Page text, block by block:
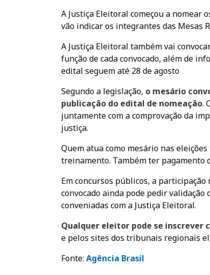
A Justiça Eleitoral começou a nomear
vão indicar os integrantes das Mesas
A Justiça Eleitoral também vai
função de cada convocado, além de
edital seguem até 28 de agosto
Segundo a legislação, o mesário
publicação do edital de nomeação.
juntamente com a comprovação da
justiça.
Quem atua como mesário nas
treinamento. Também ter pagamento
Em concursos públicos, a
convocado ainda pode pedir
conveniadas com a Justiça Eleitoral.
Qualquer eleitor pode se inscrever
e pelos sites dos tribunais regionais
Fonte: Agência Brasil